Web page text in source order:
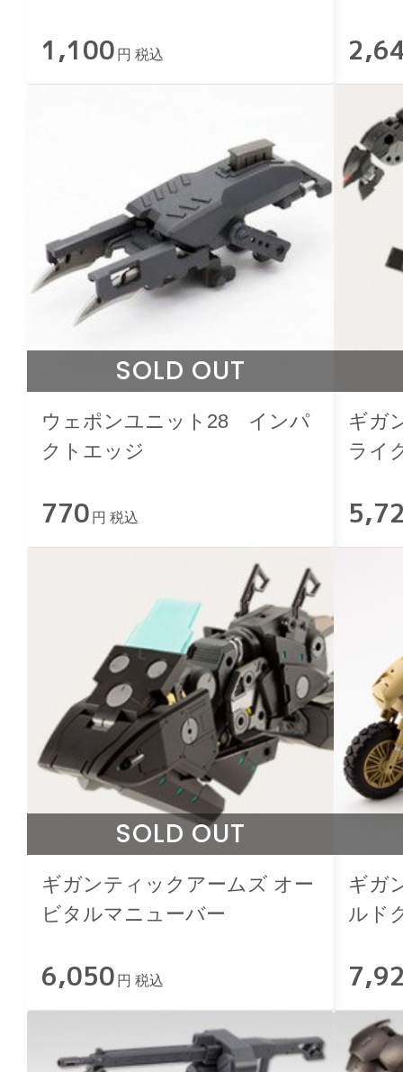
1,100 円 税込
SOLD OUT
ウェポンユニット28 インパ
クトエッジ
770 円 税込
ギガ
ライ
SOLD OUT
ギガンティックアームズ オー
ビタルマニューバー
6,050 円 税込
ギガ
ルド